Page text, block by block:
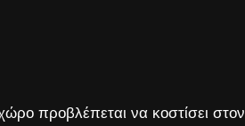
προβλέπεται να κοστίσει στον